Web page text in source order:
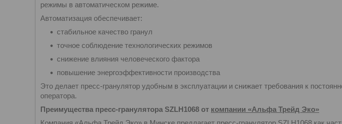
режимы в автоматическом режиме.
Автоматизация обеспечивает:
стабильное качество гранул
точное соблюдение технологических режимов
снижение влияния человеческого фактора
повышение энергоэффективности производства
Это делает пресс-гранулятор удобным в эксплуатации и снижает требования к
оператора.
Преимущества пресс-гранулятора SZLH1068 от компании «Альфа Трейд Эко»